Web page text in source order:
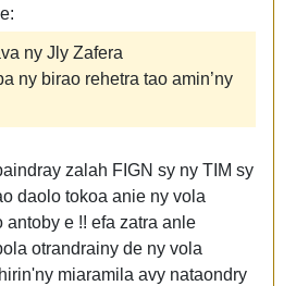
ny Jly Zafera
ny birao rehetra tao amin’ny
zalah FIGN sy ny TIM sy
daolo tokoa anie ny vola
antoby e !! efa zatra anle
otrandrainy de ny vola
miaramila avy nataondry